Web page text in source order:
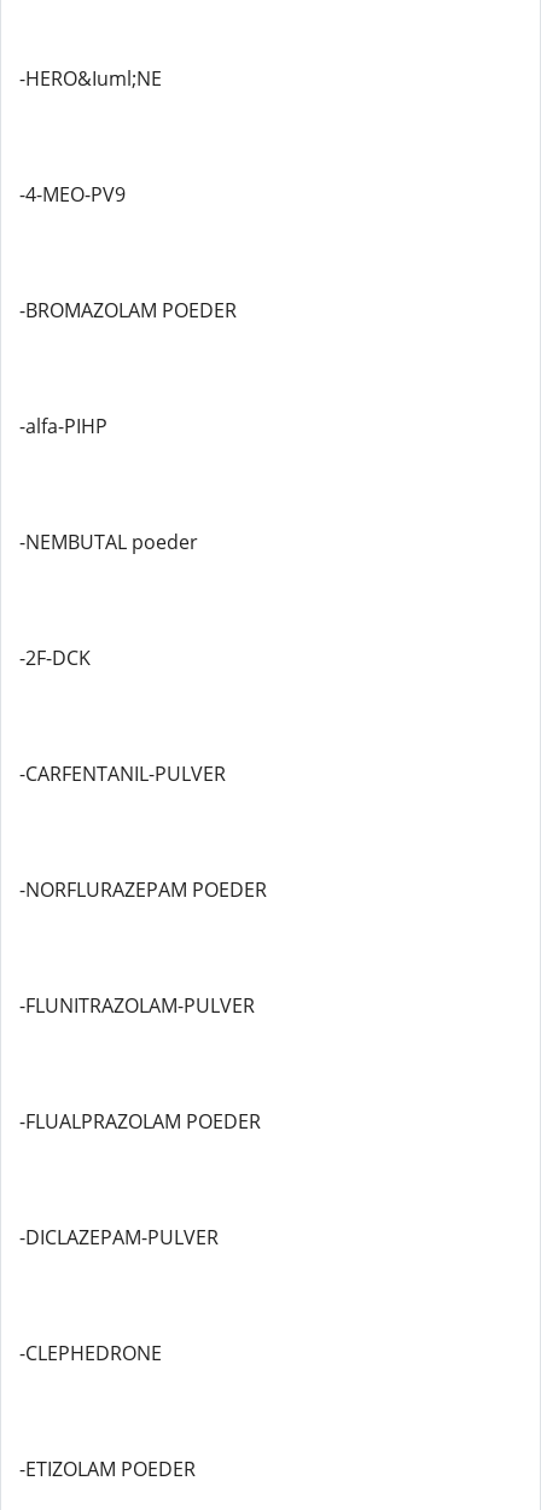
-HERO&Iuml;NE
-4-MEO-PV9
-BROMAZOLAM POEDER
-alfa-PIHP
-NEMBUTAL poeder
-2F-DCK
-CARFENTANIL-PULVER
-NORFLURAZEPAM POEDER
-FLUNITRAZOLAM-PULVER
-FLUALPRAZOLAM POEDER
-DICLAZEPAM-PULVER
-CLEPHEDRONE
-ETIZOLAM POEDER